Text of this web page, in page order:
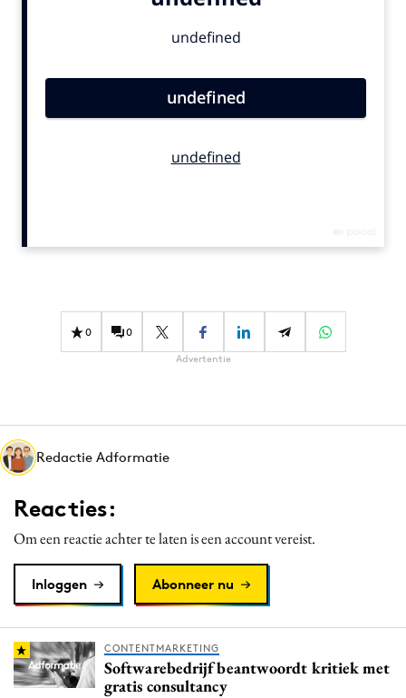
Gedragsverandering
Influencer marketing
Media
Merkstrategie
PR
Programmatic
Purpose Marketing
Reputatie & crisis
0 0
Advertentie
Redactie Adformatie
Reacties:
Om een reactie achter te laten is een account vereist.
Inloggen Abonneer nu
CONTENTMARKETING
Softwarebedrijf beantwoordt kritiek met
gratis consultancy